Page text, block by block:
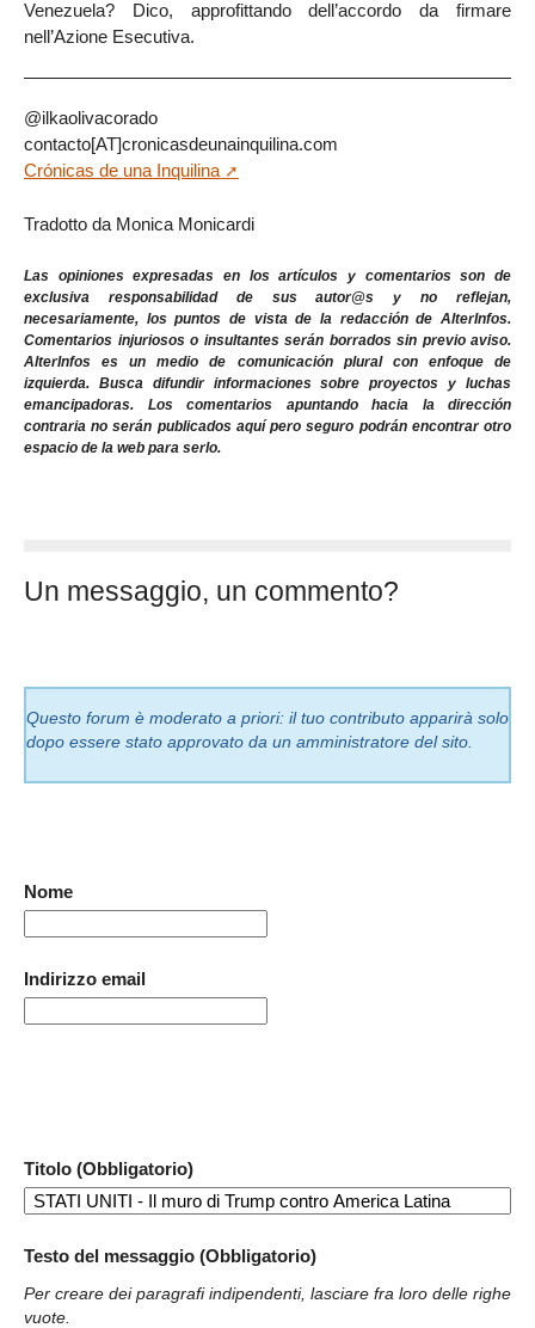
Venezuela? Dico, approfittando dell’accordo da firmare
nell’Azione Esecutiva.
@ilkaolivacorado
contacto[AT]cronicasdeunainquilina.com
Crónicas de una Inquilina
Tradotto da Monica Monicardi
Las opiniones expresadas en los artículos y comentarios son de
exclusiva responsabilidad de sus autor@s y no reflejan,
necesariamente, los puntos de vista de la redacción de AlterInfos.
Comentarios injuriosos o insultantes serán borrados sin previo aviso.
AlterInfos es un medio de comunicación plural con enfoque de
izquierda. Busca difundir informaciones sobre proyectos y luchas
emancipadoras. Los comentarios apuntando hacia la dirección
contraria no serán publicados aquí pero seguro podrán encontrar otro
espacio de la web para serlo.
Un messaggio, un commento?
Questo forum è moderato a priori: il tuo contributo apparirà solo
dopo essere stato approvato da un amministratore del sito.
Nome
Indirizzo email
Titolo (Obbligatorio)
Testo del messaggio (Obbligatorio)
Per creare dei paragrafi indipendenti, lasciare fra loro delle righe
vuote.